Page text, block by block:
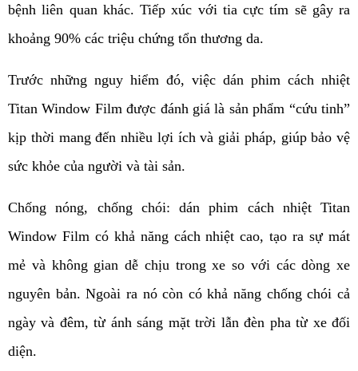
bệnh liên quan khác. Tiếp xúc với tia cực tím sẽ gây ra
khoảng 90% các triệu chứng tổn thương da.
Trước những nguy hiểm đó, việc dán phim cách nhiệt
Titan Window Film được đánh giá là sản phẩm “cứu tinh”
kịp thời mang đến nhiều lợi ích và giải pháp, giúp bảo vệ
sức khỏe của người và tài sản.
Chống nóng, chống chói: dán phim cách nhiệt Titan
Window Film có khả năng cách nhiệt cao, tạo ra sự mát
mẻ và không gian dễ chịu trong xe so với các dòng xe
nguyên bản. Ngoài ra nó còn có khả năng chống chói cả
ngày và đêm, từ ánh sáng mặt trời lẫn đèn pha từ xe đối
diện.